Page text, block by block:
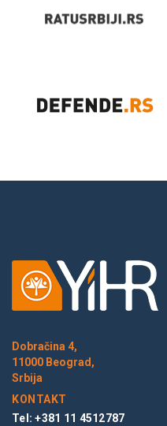
Dobračina 4,
11000 Beograd,
Srbija
KONTAKT
Tel: +381 11 4512787